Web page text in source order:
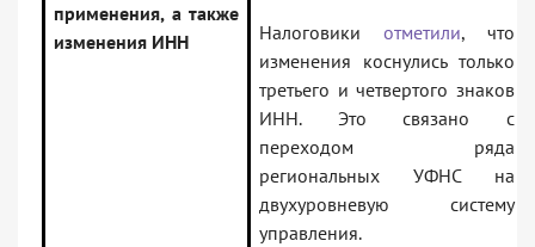
применения, а также
изменения ИНН
Налоговики отметили, что
изменения коснулись только
третьего и четвертого знаков
ИНН. Это связано с
переходом ряда
региональных УФНС на
двухуровневую систему
управления.